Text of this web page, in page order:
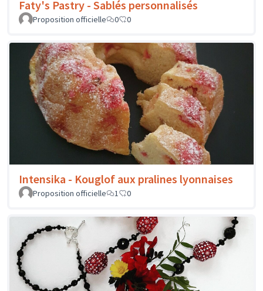
Faty's Pastry - Sablés personnalisés
Proposition officielle 0 0
Intensika - Kouglof aux pralines lyonnaises
Proposition officielle 1 0